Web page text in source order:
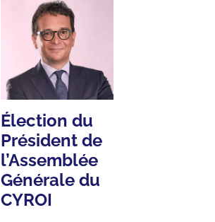
Élection du
Président de
l’Assemblée
Générale du
CYROI